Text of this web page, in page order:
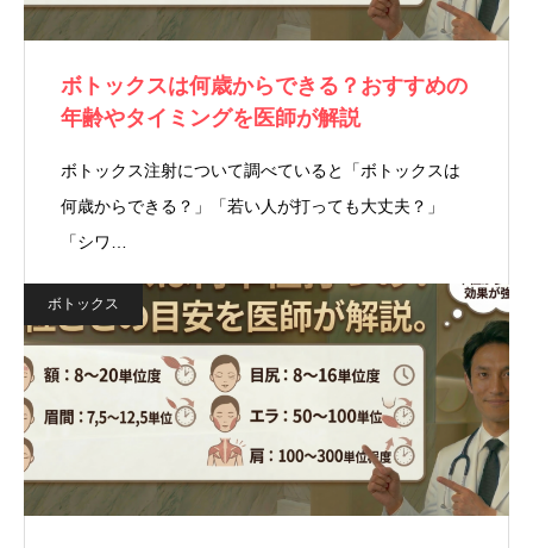
ボトックスは何歳からできる？おすすめの
年齢やタイミングを医師が解説
ボトックス注射について調べていると「ボトックスは
何歳からできる？」「若い人が打っても大丈夫？」
「シワ…
ボトックス